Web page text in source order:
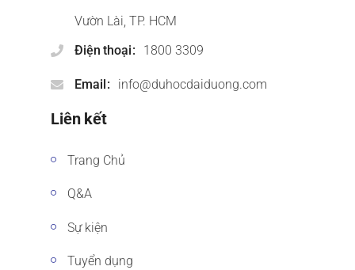
Vườn Lài, TP. HCM
Điện thoại
1800 3309
Email info@duhocdaiduong.com
Liên kết
Trang Chủ
Q&A
Sự kiện
Tuyển dụng